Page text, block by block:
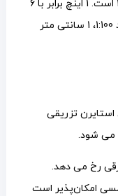
اینچ به 1 فوت (یا 1 اینچ تا 4 فوت) و 1:72 است. 1 اینچ برابر با 6
فوت است و در مقیاس های متریک مانند 1:100، 1 سانتی متر
تزریقی
می شود.
رخ می دهد.
مسی امکان‌پذیر است